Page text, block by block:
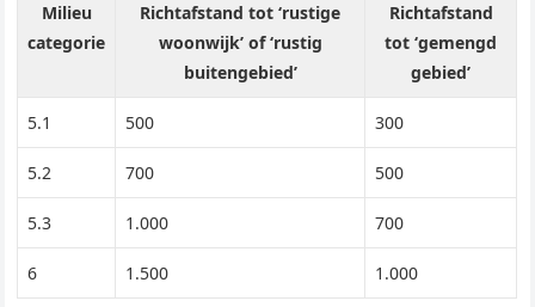
Milieu
categorie
Richtafstand tot ‘rustige
woonwijk’ of ‘rustig
buitengebied’
Richtafstand
tot ‘gemengd
gebied’
5.1 500 300
5.2 700 500
5.3 1.000 700
6 1.500 1.000